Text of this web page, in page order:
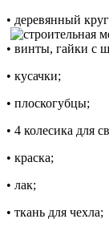
• деревянный
• винты, гайки с
• кусачки;
• плоскогубцы;
• 4 колесика для
• краска;
• лак;
• ткань для чехла;